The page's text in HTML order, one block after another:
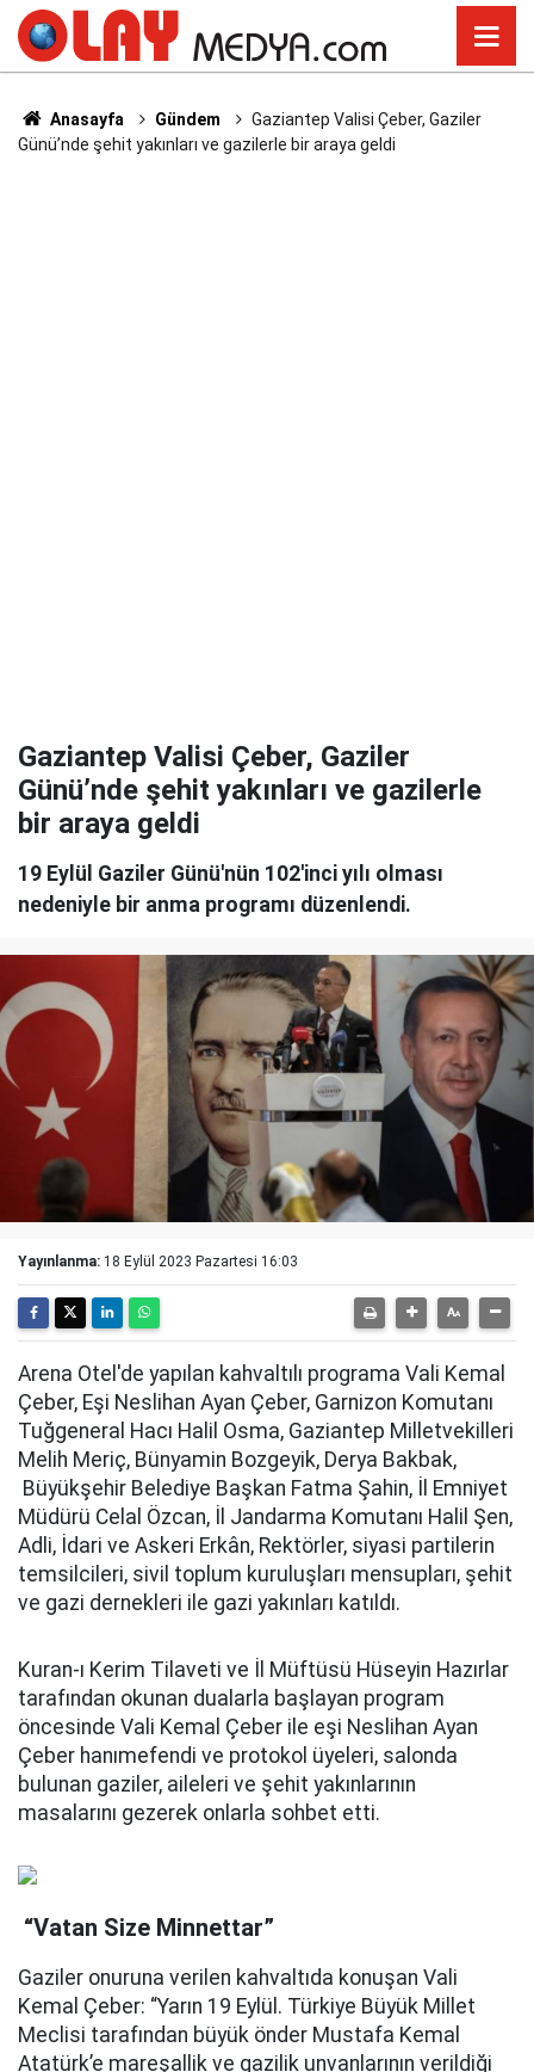
Anasayfa Gündem
Gaziantep Valisi Çeber, Gaziler
Günü’nde şehit yakınları ve gazilerle bir araya geldi
Gaziantep Valisi Çeber, Gaziler
Günü’nde şehit yakınları ve gazilerle
bir araya geldi
19 Eylül Gaziler Günü'nün 102'inci yılı olması
nedeniyle bir anma programı düzenlendi.
Yayınlanma: 18 Eylül 2023 Pazartesi 16:03
Arena Otel'de yapılan kahvaltılı programa Vali Kemal
Çeber, Eşi Neslihan Ayan Çeber, Garnizon Komutanı
Tuğgeneral Hacı Halil Osma, Gaziantep Milletvekilleri
Melih Meriç, Bünyamin Bozgeyik, Derya Bakbak,
Büyükşehir Belediye Başkan Fatma Şahin, İl Emniyet
Müdürü Celal Özcan, İl Jandarma Komutanı Halil Şen,
Adli, İdari ve Askeri Erkân, Rektörler, siyasi partilerin
temsilcileri, sivil toplum kuruluşları mensupları, şehit
ve gazi dernekleri ile gazi yakınları katıldı.
Kuran-ı Kerim Tilaveti ve İl Müftüsü Hüseyin Hazırlar
tarafından okunan dualarla başlayan program
öncesinde Vali Kemal Çeber ile eşi Neslihan Ayan
Çeber hanımefendi ve protokol üyeleri, salonda
bulunan gaziler, aileleri ve şehit yakınlarının
masalarını gezerek onlarla sohbet etti.
“Vatan Size Minnettar”
Gaziler onuruna verilen kahvaltıda konuşan Vali
Kemal Çeber: “Yarın 19 Eylül. Türkiye Büyük Millet
Meclisi tarafından büyük önder Mustafa Kemal
Atatürk’e mareşallik ve gazilik unvanlarının verildiği